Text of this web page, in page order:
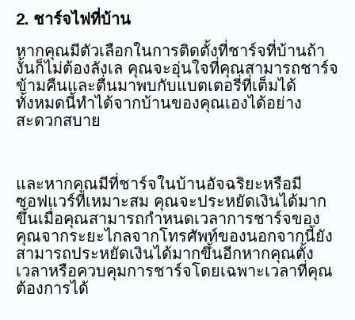
2. ชาร์จไฟที่บ้าน
‍หากคุณมีตัวเลือกในการติดตั้งที่ชาร์จที่บ้านถ้า
งั้นก็ไม่ต้องลังเล คุณจะอุ่นใจที่คุณสามารถชาร์จ
ข้ามคืนและตื่นมาพบกับแบตเตอรี่ที่เต็มได้
ทั้งหมดนี้ทำได้จากบ้านของคุณเองได้อย่าง
สะดวกสบาย
และหากคุณมีที่ชาร์จในบ้านอัจฉริยะหรือมี
ซอฟแวร์ที่เหมาะสม คุณจะประหยัดเงินได้มาก
ขึ้นเมื่อคุณสามารถกำหนดเวลาการชาร์จของ
คุณจากระยะไกลจากโทรศัพท์ของนอกจากนี้ยัง
สามารถประหยัดเงินได้มากขึ้นอีกหากคุณตั้ง
เวลาหรือควบคุมการชาร์จโดยเฉพาะเวลาที่คุณ
ต้องการได้